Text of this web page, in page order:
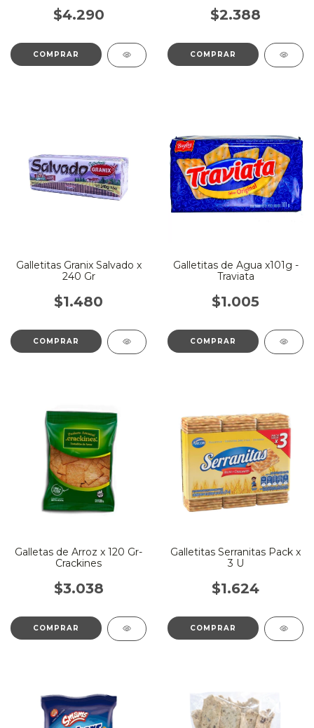
$4.290 $2.388
Galletitas Granix Salvado x
240 Gr
$1.480
Galletitas de Agua x101g -
Traviata
$1.005
Galletas de Arroz x 120 Gr-
Crackines
$3.038
Galletitas Serranitas Pack x
3 U
$1.624